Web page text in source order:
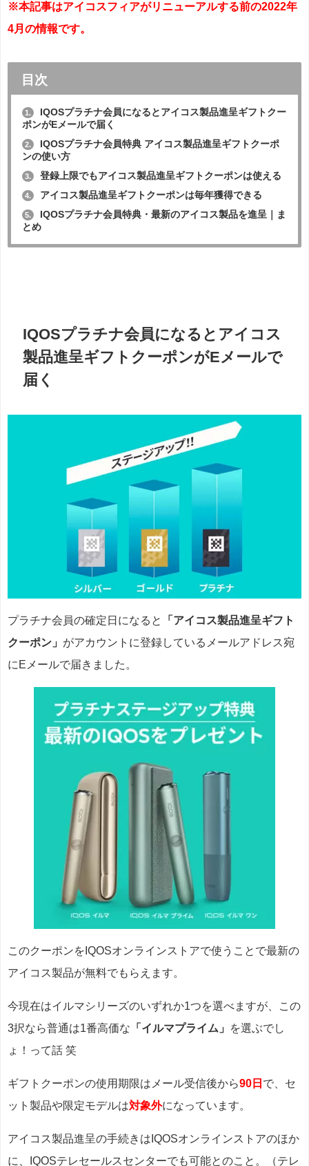
※本記事はアイコスフィアがリニューアルする前の2022年
4月の情報です。
目次
1.
IQOSプラチナ会員になるとアイコス製品進呈ギフトクー
ポンがEメールで届く
2.
IQOSプラチナ会員特典 アイコス製品進呈ギフトクーポ
ンの使い方
3. 登録上限でもアイコス製品進呈ギフトクーポンは使える
4. アイコス製品進呈ギフトクーポンは毎年獲得できる
5.
IQOSプラチナ会員特典・最新のアイコス製品を進呈｜ま
とめ
IQOSプラチナ会員になるとアイコス
製品進呈ギフトクーポンがEメールで
届く
プラチナ会員の確定日になると
「アイコス製品進呈ギフト
クーポン」 がアカウントに登録しているメールアドレス宛
にEメールで届きました。
このクーポンをIQOSオンラインストアで使うことで最新の
アイコス製品が無料でもらえます。
今現在はイルマシリーズのいずれか1つを選べますが、この
3択なら普通は1番高価な 「イルマプライム」
を選ぶでし
ょ！って話 笑
ギフトクーポンの使用期限はメール受信後から90日 で、セ
ット製品や限定モデルは対象外になっています。
アイコス製品進呈の手続きはIQOSオンラインストアのほか
に、IQOSテレセールスセンターでも可能とのこと。（テレ